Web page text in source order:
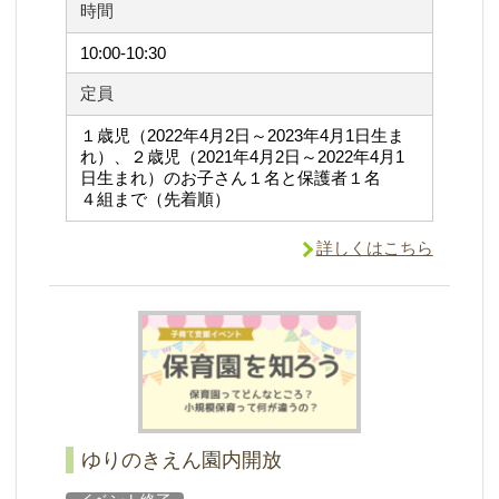
時間
10:00-10:30
定員
１歳児（2022年4月2日～2023年4月1日生ま
れ）、２歳児（2021年4月2日～2022年4月1
日生まれ）のお子さん１名と保護者１名
４組まで（先着順）
詳しくはこちら
ゆりのきえん園内開放